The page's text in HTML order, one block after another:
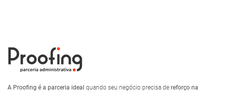
A Proofing é a parceria ideal quando seu negócio precisa de reforço na